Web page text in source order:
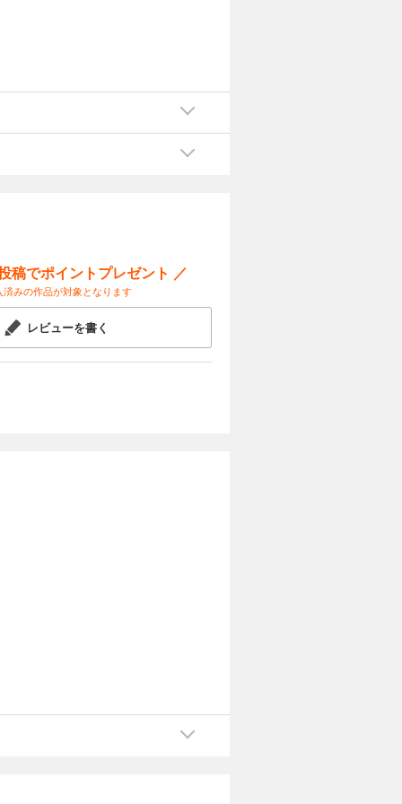
稿でポイントプレゼント ／
済みの作品が対象となります
レビューを書く